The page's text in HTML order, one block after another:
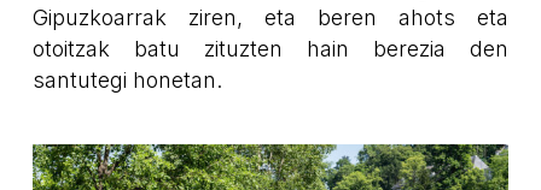
Gipuzkoarrak ziren, eta beren ahots eta
otoitzak batu zituzten hain berezia den
santutegi honetan.